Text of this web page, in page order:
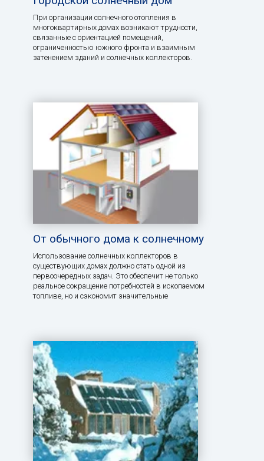
При организации солнечного отопления в
многоквартирных домах возникают трудности,
связанные с ориентацией помещений,
ограниченностью южного фронта и взаимным
затенением зданий и солнечных коллекторов.
От обычного дома к солнечному
Использование солнечных коллекторов в
существующих домах должно стать одной из
первоочередных задач. Это обеспечит не только
реальное сокращение потребностей в ископаемом
топливе, но и сэкономит значительные